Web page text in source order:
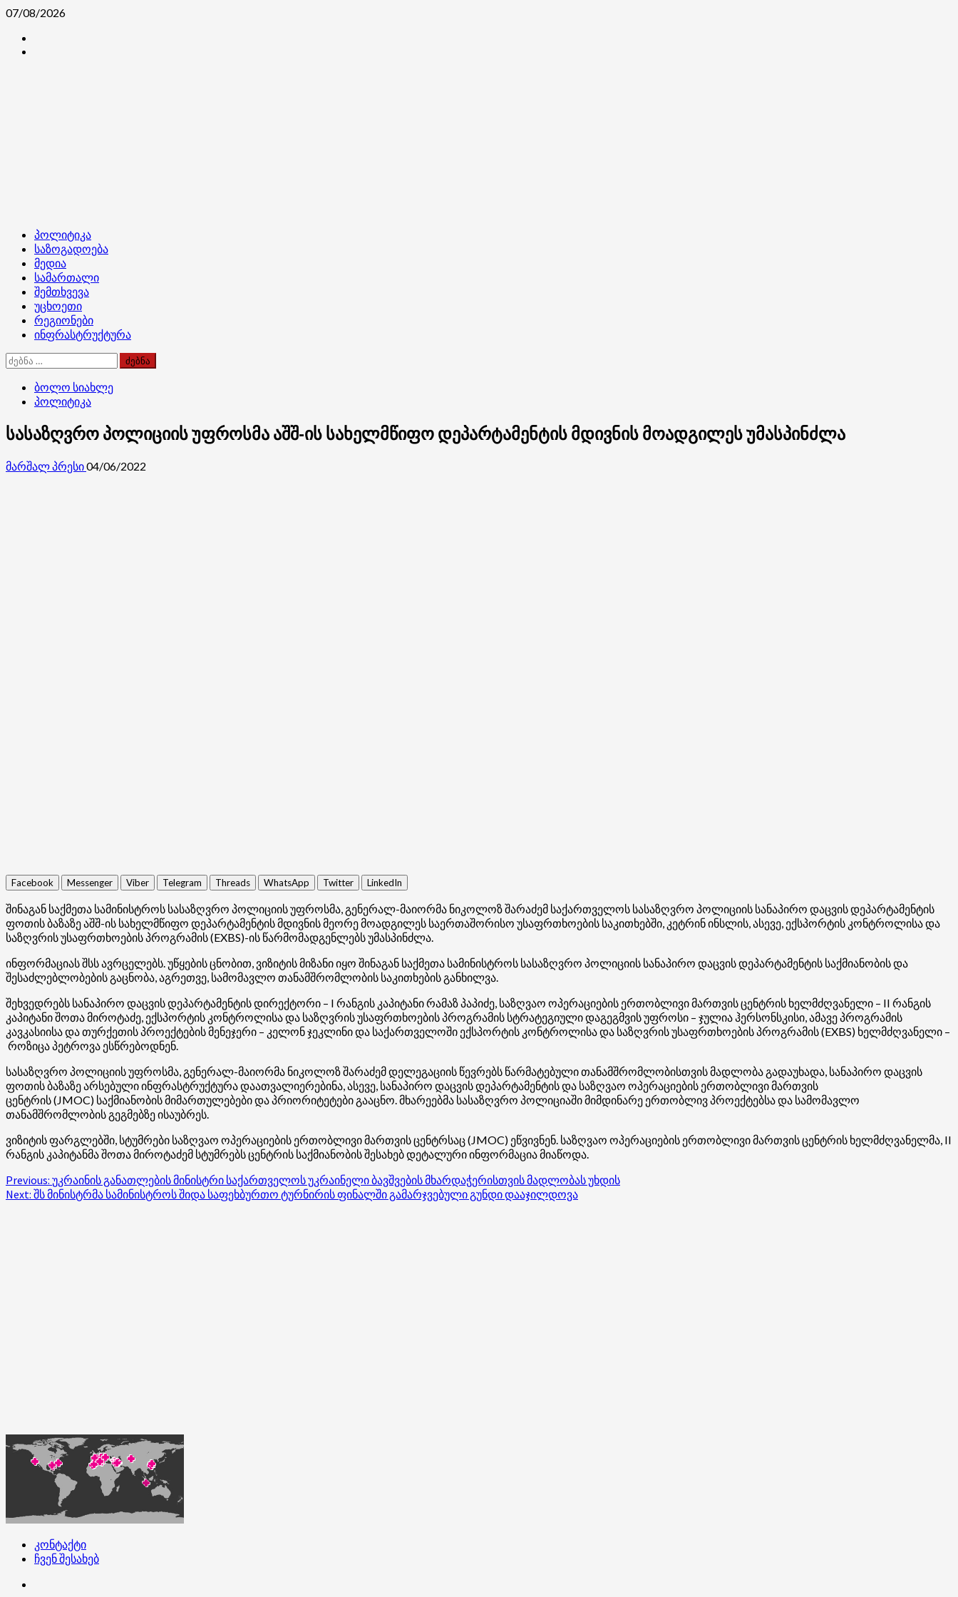
Skip
content
07/08/2026
Primary
Menu
პოლიტიკა
საზოგადოება
მედია
სამართალი
შემთხვევა
უცხოეთი
რეგიონები
ინფრასტრუქტურა
ძებნა:
ბოლო სიახლე
პოლიტიკა
სასაზღვრო პოლიციის უფროსმა აშშ-ის სახელმწიფო დეპარტამენტის მდივნის მოადგილეს უმასპინძლა
მარშალ პრესი04/06/2022
Facebook Messenger Viber Telegram Threads WhatsApp Twitter LinkedIn
შინაგან საქმეთა სამინისტროს სასაზღვრო პოლიციის უფროსმა, გენერალ-მაიორმა ნიკოლოზ შარაძემ საქართველოს სასაზღვრო პოლიციის სანაპირო დაცვის დეპარტამენტის
ფოთის ბაზაზე აშშ-ის სახელმწიფო დეპარტამენტის მდივნის მეორე მოადგილეს საერთაშორისო უსაფრთხოების საკითხებში, კეტრინინსლის, ასევე, ექსპორტის კონტროლისა და
საზღვრის უსაფრთხოების პროგრამის (EXBS)-ის წარმომადგენლებს უმასპინძლა.
ინფორმაციას შსს ავრცელებს. უწყების ცნობით, ვიზიტის მიზანი იყო შინაგან საქმეთა სამინისტროს სასაზღვრო პოლიციის სანაპირო დაცვის დეპარტამენტის საქმიანობის და
შესაძლებლობების გაცნობა, აგრეთვე, სამომავლო თანამშრომლობის საკითხების განხილვა.
შეხვედრებს სანაპირო დაცვის დეპარტამენტის დირექტორი – I რანგის კაპიტანი რამაზ პაპიძე, საზღვაო ოპერაციების ერთობლივი მართვის ცენტრის ხელმძღვანელი – II რანგის
კაპიტანი შოთა მიროტაძე, ექსპორტის კონტროლისა და საზღვრის უსაფრთხოების პროგრამის სტრატეგიული დაგეგმვის უფროსი – ჯულიაჰერსონსკისი, ამავე პროგრამის
კავკასიისა და თურქეთის პროექტების მენეჯერი – კელონჯეკლინიდა საქართველოში ექსპორტის კონტროლისა და საზღვრის უსაფრთხოების პროგრამის (EXBS) ხელმძღვანელი –
როზიცაპეტროვა ესწრებოდნენ.
სასაზღვრო პოლიციის უფროსმა, გენერალ-მაიორმა ნიკოლოზ შარაძემ დელეგაციის წევრებს წარმატებული თანამშრომლობისთვის მადლობა გადაუხადა, სანაპირო დაცვის
ფოთის ბაზაზე არსებული ინფრასტრუქტურა დაათვალიერებინა, ასევე, სანაპირო დაცვის დეპარტამენტის და საზღვაო ოპერაციების ერთობლივი მართვის
ცენტრის (JMOC) საქმიანობის მიმართულებები და პრიორიტეტები გააცნო. მხარეებმა სასაზღვრო პოლიციაში მიმდინარე ერთობლივ პროექტებსა და სამომავლო
თანამშრომლობის გეგმებზე ისაუბრეს.
ვიზიტის ფარგლებში, სტუმრები საზღვაო ოპერაციების ერთობლივი მართვისცენტრსაც(JMOC) ეწვივნენ. საზღვაო ოპერაციების ერთობლივი მართვის ცენტრის ხელმძღვანელმა, II
რანგის კაპიტანმა შოთამიროტაძემ სტუმრებს ცენტრის საქმიანობის შესახებ დეტალური ინფორმაცია მიაწოდა.
Post
navigation
Previous: უკრაინის განათლების მინისტრი საქართველოს უკრაინელი ბავშვების მხარდაჭერისთვის მადლობას უხდის
Next: შს მინისტრმა სამინისტროს შიდა საფეხბურთო ტურნირის ფინალში გამარჯვებული გუნდი დააჯილდოვა
კონტაქტი
ჩვენ შესახებ